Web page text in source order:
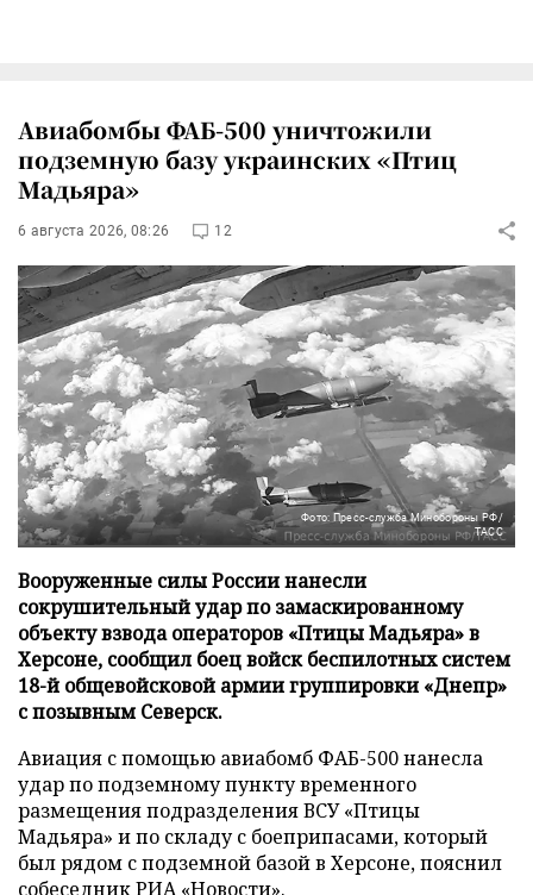
Авиабомбы ФАБ-500 уничтожили
подземную базу украинских «Птиц
Мадьяра»
6 августа 2026, 08:26 12
Фото: Пресс-служба Минобороны РФ/
ТАСС
Вооруженные силы России нанесли
сокрушительный удар по замаскированному
объекту взвода операторов «Птицы Мадьяра» в
Херсоне, сообщил боец войск беспилотных систем
18-й общевойсковой армии группировки «Днепр»
с позывным Северск.
Авиация с помощью авиабомб ФАБ-500 нанесла
удар по подземному пункту временного
размещения подразделения ВСУ «Птицы
Мадьяра» и по складу с боеприпасами, который
был рядом с подземной базой в Херсоне, пояснил
собеседникРИА «Новости».